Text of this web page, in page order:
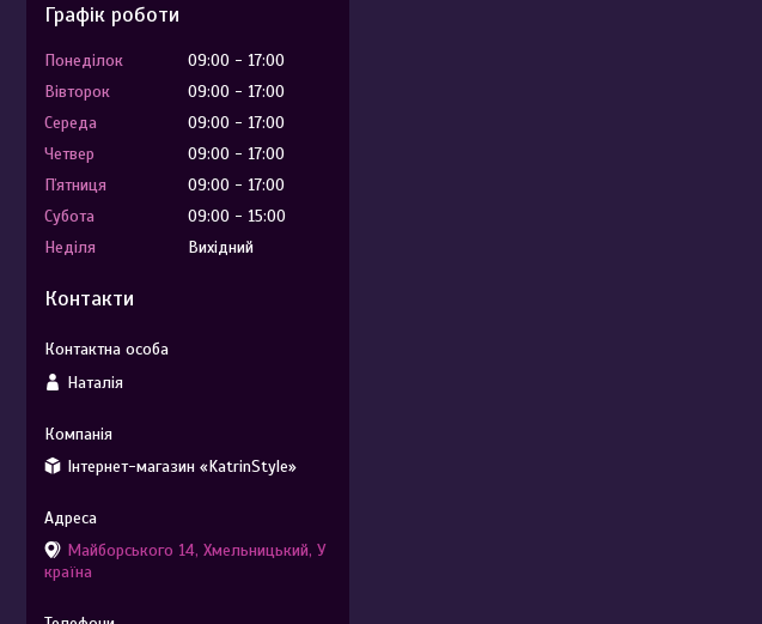
Графік роботи
Понеділок 09:00
17:00
Вівторок
09:00
17:00
Середа
09:00
17:00
Четвер
09:00
17:00
Пʼятниця
09:00
17:00
Субота
09:00
15:00
Неділя
Вихідний
Контакти
Наталія
Інтернет-магазин «KatrinStyle»
Майборського 14, Хмельницький, У
країна